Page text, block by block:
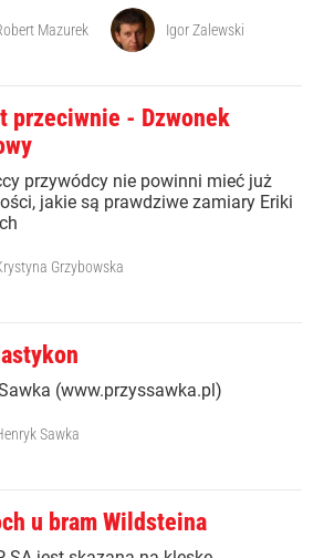
Mazurek Igor Zalewski
przeciwnie - Dzwonek
przywódcy nie powinni mieć już
jakie są prawdziwe zamiary Eriki
Grzybowska
(www.przyssawka.pl)
Sawka
u bram Wildsteina